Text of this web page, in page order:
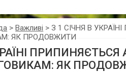
>Важливі >З 1 СІЧНЯ В
ЯК ПРОДОВЖИТИ
ЯК